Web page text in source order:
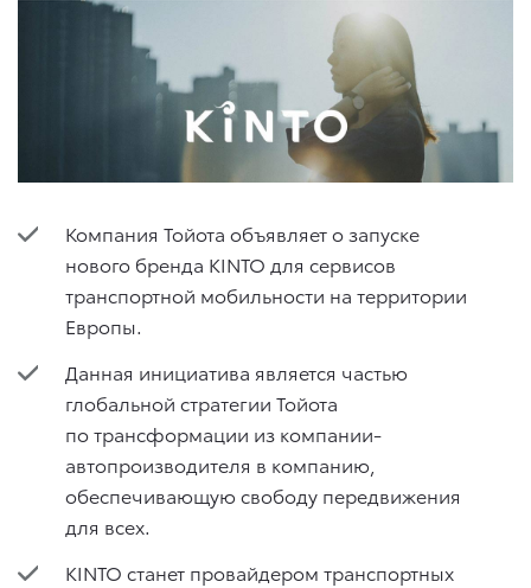
Компания Тойота объявляет о запуске
нового бренда KINTO для сервисов
транспортной мобильности на территории
Европы.
Данная инициатива является частью
глобальной стратегии Тойота
по трансформации из компании-
автопроизводителя в компанию,
обеспечивающую свободу передвижения
для всех.
KINTO станет провайдером транспортных